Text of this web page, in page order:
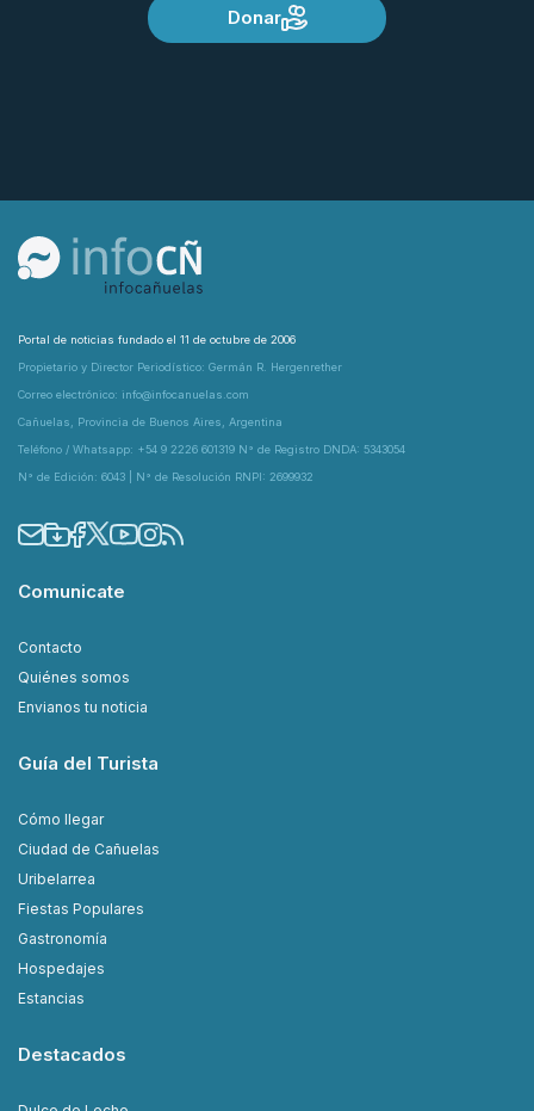
Donar
Portal de noticias fundado el 11 de octubre de 2006
Propietario y Director Periodístico: Germán R. Hergenrether
Correo electrónico: info@infocanuelas.com
Cañuelas, Provincia de Buenos Aires, Argentina
Teléfono / Whatsapp: +54 9 2226 601319 N° de Registro DNDA: 5343054
N° de Edición: 6043 | N° de Resolución RNPI: 2699932
Comunicate
Contacto
Quiénes somos
Envianos tu noticia
Guía del Turista
Cómo llegar
Ciudad de Cañuelas
Uribelarrea
Fiestas Populares
Gastronomía
Hospedajes
Estancias
Destacados